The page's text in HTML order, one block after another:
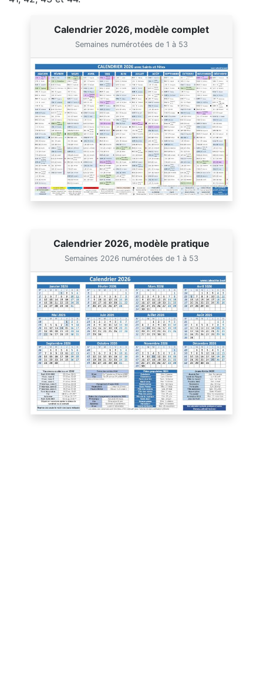
Calendrier 2026, modèle complet
Semaines numérotées de 1 à 53
Calendrier 2026, modèle pratique
Semaines 2026 numérotées de 1 à 53